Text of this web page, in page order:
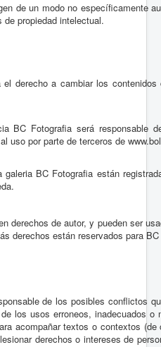
de un modo no específicamente
propiedad intelectual.
el derecho a cambiar los
BC Fotografia será responsable
uso por parte de terceros de
galeria BC Fotografia están
derechos de autor, y pueden ser
derechos están reservados para
de los posibles conflictos
los usos erroneos, inadecuados o
acompañar textos o contextos
derechos o intereses de